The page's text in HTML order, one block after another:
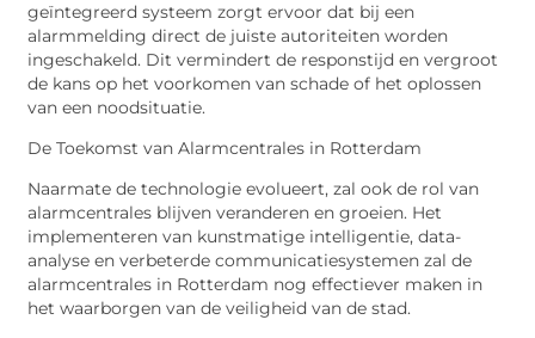
geïntegreerd systeem zorgt ervoor dat bij een
alarmmelding direct de juiste autoriteiten worden
ingeschakeld. Dit vermindert de responstijd en vergroot
de kans op het voorkomen van schade of het oplossen
van een noodsituatie.
De Toekomst van Alarmcentrales in Rotterdam
Naarmate de technologie evolueert, zal ook de rol van
alarmcentrales blijven veranderen en groeien. Het
implementeren van kunstmatige intelligentie, data-
analyse en verbeterde communicatiesystemen zal de
alarmcentrales in Rotterdam nog effectiever maken in
het waarborgen van de veiligheid van de stad.